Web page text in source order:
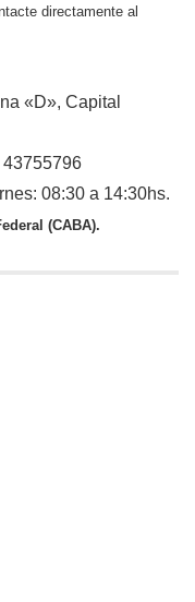
directamente al
«D», Capital
08:30 a 14:30hs.
(CABA).